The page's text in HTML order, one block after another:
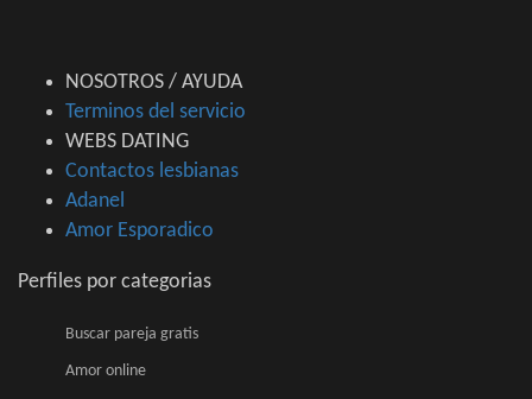
NOSOTROS / AYUDA
Terminos del servicio
WEBS DATING
Contactos lesbianas
Adanel
Amor Esporadico
Perfiles por categorias
Buscar pareja gratis
Amor online